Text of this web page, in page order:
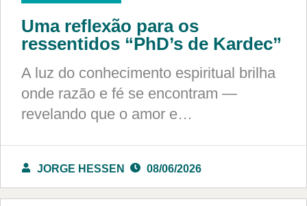
Uma reflexão para os
ressentidos “PhD’s de Kardec”
A luz do conhecimento espiritual brilha
onde razão e fé se encontram —
revelando que o amor e…
JORGE HESSEN 08/06/2026